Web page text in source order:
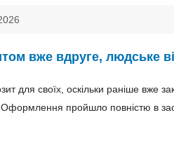
вже вдруге, людське
для своїх, оскільки раніше вже
пройшло повністю в